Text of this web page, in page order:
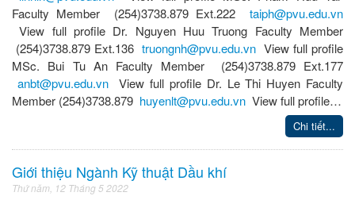
Faculty Member (254)3738.879 Ext.222 taiph@pvu.edu.vn
View full profile Dr. Nguyen Huu Truong Faculty Member
(254)3738.879 Ext.136 truongnh@pvu.edu.vn View full profile
MSc. Bui Tu An Faculty Member (254)3738.879 Ext.177
anbt@pvu.edu.vnView full profile Dr. Le Thi Huyen Faculty
Member (254)3738.879 huyenlt@pvu.edu.vn View full profile…
Chi tiết...
Giới thiệu Ngành Kỹ thuật Dầu khí
Thứ năm, 12 Tháng 5 2022